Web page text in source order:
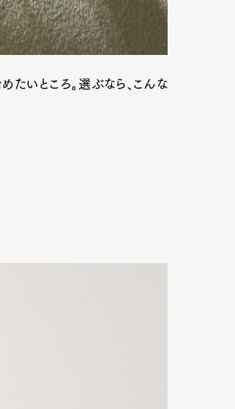
たいところ。選ぶなら、こんな